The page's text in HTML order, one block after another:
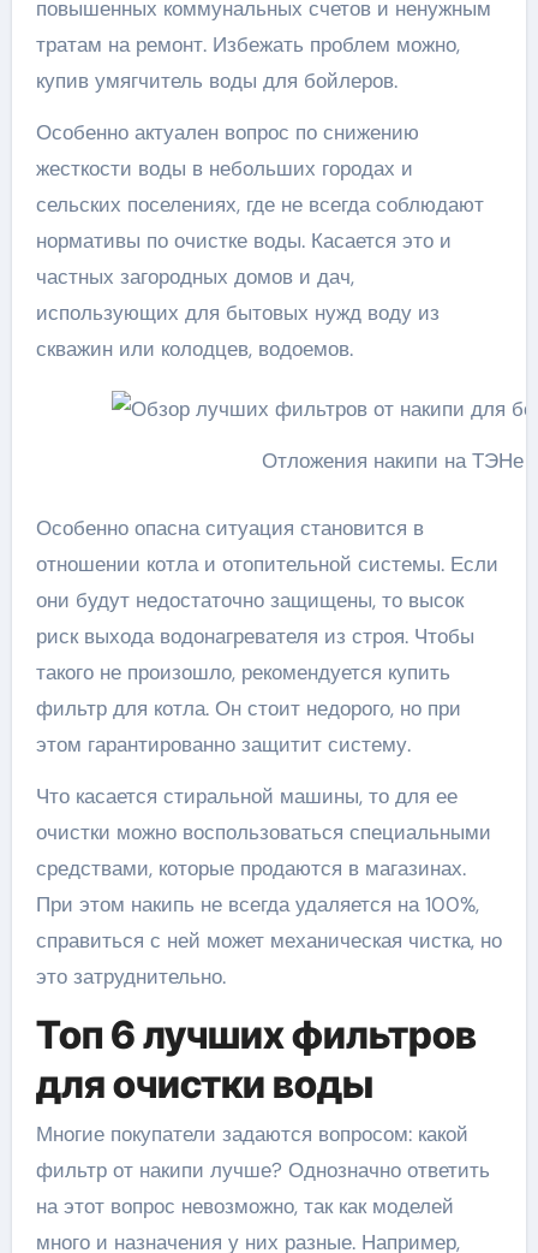
повышенных коммунальных счетов и ненужным
тратам на ремонт. Избежать проблем можно,
купив умягчитель воды для бойлеров.
Особенно актуален вопрос по снижению
жесткости воды в небольших городах и
сельских поселениях, где не всегда соблюдают
нормативы по очистке воды. Касается это и
частных загородных домов и дач,
использующих для бытовых нужд воду из
скважин или колодцев, водоемов.
Отложения накипи на ТЭНе
Особенно опасна ситуация становится в
отношении котла и отопительной системы. Если
они будут недостаточно защищены, то высок
риск выхода водонагревателя из строя. Чтобы
такого не произошло, рекомендуется купить
фильтр для котла. Он стоит недорого, но при
этом гарантированно защитит систему.
Что касается стиральной машины, то для ее
очистки можно воспользоваться специальными
средствами, которые продаются в магазинах.
При этом накипь не всегда удаляется на 100%,
справиться с ней может механическая чистка, но
это затруднительно.
Топ 6 лучших фильтров
для очистки воды
Многие покупатели задаются вопросом: какой
фильтр от накипи лучше? Однозначно ответить
на этот вопрос невозможно, так как моделей
много и назначения у них разные. Например,